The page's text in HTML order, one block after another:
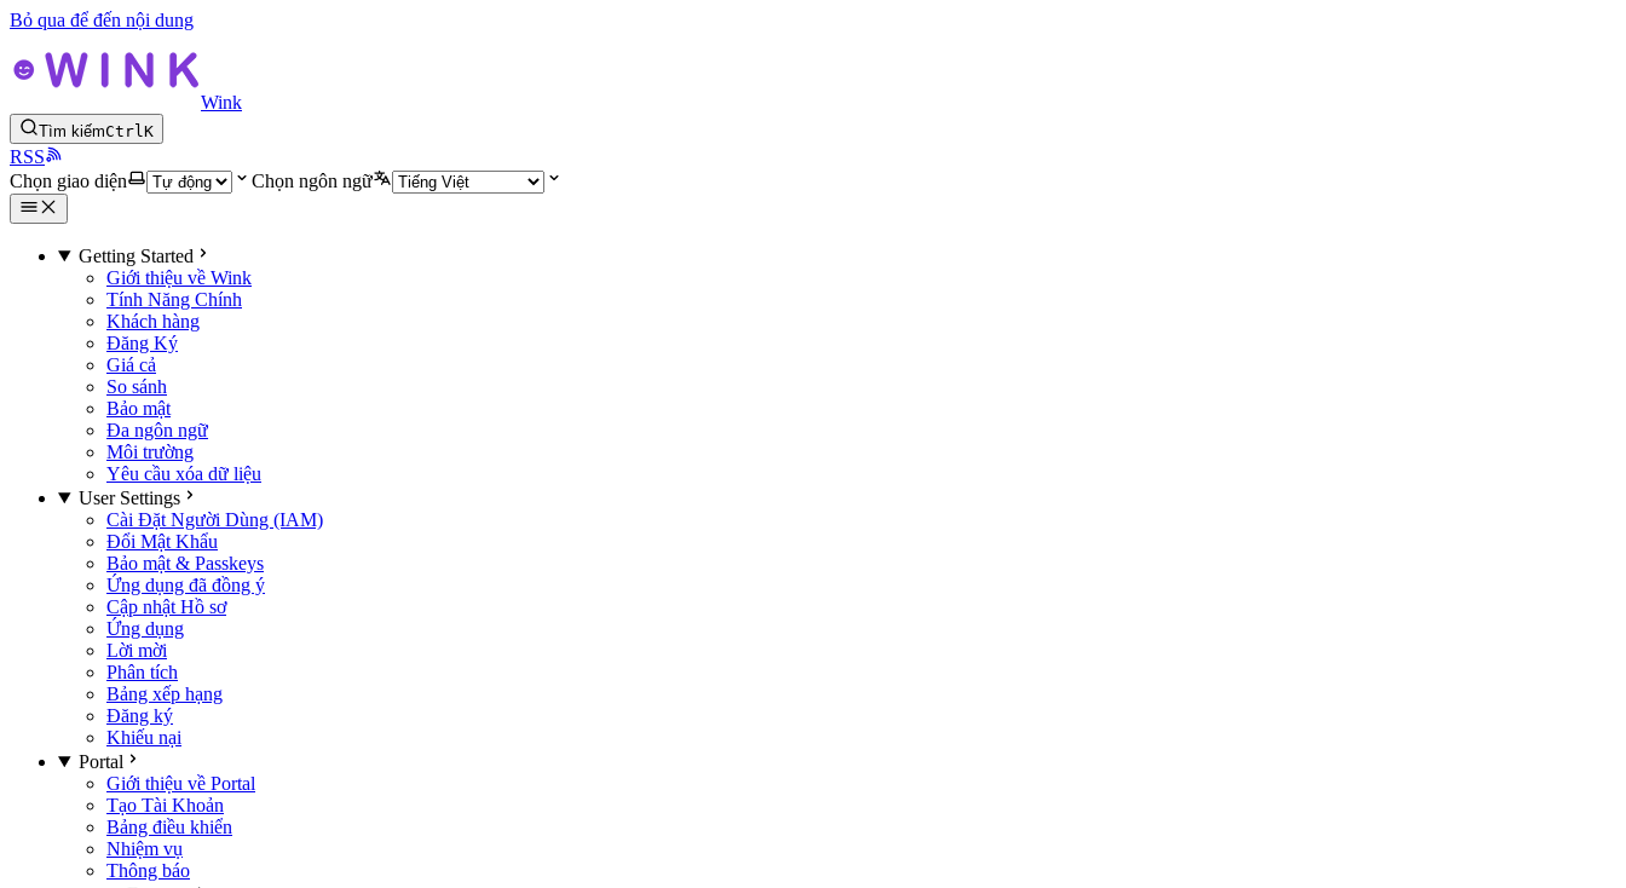
Bỏ qua để đến nội dung
Wink
Tìm kiếmCtrlK
RSS
Chọn giao diện
Chọn ngôn ngữ
Getting Started
Giới thiệu về Wink
Tính Năng Chính
Khách hàng
Đăng Ký
Giá cả
So sánh
Bảo mật
Đa ngôn ngữ
Môi trường
Yêu cầu xóa dữ liệu
User Settings
Cài Đặt Người Dùng (IAM)
Đổi Mật Khẩu
Bảo mật & Passkeys
Ứng dụng đã đồng ý
Cập nhật Hồ sơ
Ứng dụng
Lời mời
Phân tích
Bảng xếp hạng
Đăng ký
Khiếu nại
Portal
Giới thiệu về Portal
Tạo Tài Khoản
Bảng điều khiển
Nhiệm vụ
Thông báo